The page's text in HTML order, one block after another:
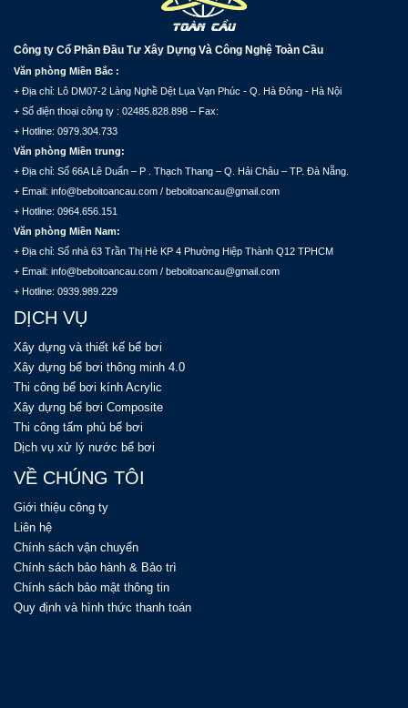
Công ty Cổ Phần Đầu Tư Xây Dựng Và Công Nghệ Toàn Cầu
Văn phòng Miền Bắc :
+ Địa chỉ: Lô DM07-2 Làng Nghề Dệt Lụa Vạn Phúc - Q. Hà Đông - Hà Nội
+ Số điện thoại công ty : 02485.828.898 – Fax:
+ Hotline: 0979.304.733
Văn phòng Miền trung:
+ Địa chỉ: Số 66A Lê Duẩn – P . Thạch Thang – Q. Hải Châu – TP. Đà Nẵng.
+ Email: info@beboitoancau.com / beboitoancau@gmail.com
+ Hotline: 0964.656.151
Văn phòng Miền Nam:
+ Địa chỉ: Số nhà 63 Trần Thị Hè KP 4 Phường Hiệp Thành Q12 TPHCM
+ Email: info@beboitoancau.com / beboitoancau@gmail.com
+ Hotline: 0939.989.229
DỊCH VỤ
Xây dựng và thiết kế bể bơi
Xây dựng bể bơi thông minh 4.0
Thi công bể bơi kính Acrylic
Xây dựng bể bơi Composite
Thi công tấm phủ bể bơi
Dịch vụ xử lý nước bể bơi
VỀ CHÚNG TÔI
Giới thiệu công ty
Liên hệ
Chính sách vận chuyển
Chính sách bảo hành & Bảo trì
Chính sách bảo mật thông tin
Quy định và hình thức thanh toán